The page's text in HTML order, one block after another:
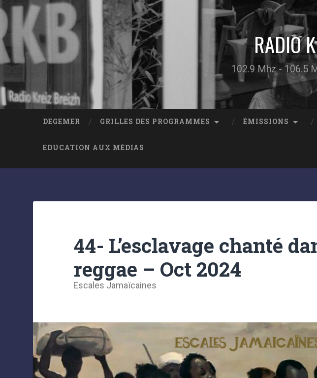
RADIO
102.9 Mhz - 106.5
DEGEMER GRILLES DES PROGRAMMES ÉMISSIONS
EDUCATION AUX MÉDIAS
44- L’esclavage chanté
reggae – Oct 2024
Escales Jamaïcaines